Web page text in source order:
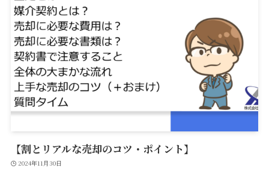
【割とリアルな売却のコツ・ポイント】
2024年11月30日